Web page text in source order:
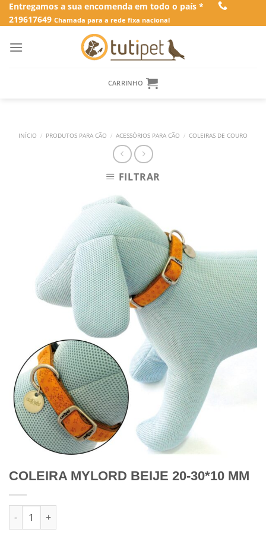
SkipEntregamos a sua encomenda em todo o país *
219617649 Chamada para a rede fixa nacional
CARRINHO
INÍCIO / PRODUTOS PARA CÃO / ACESSÓRIOS PARA CÃO / COLEIRAS DE COURO
FILTRAR
COLEIRA MYLORD BEIJE 20-30*10 MM
Quantidade de COLEIRA MYLORD BEIJE 20-30*10 MM